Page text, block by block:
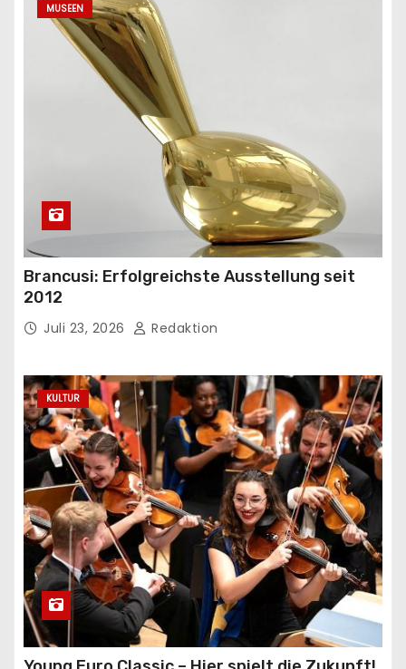
MUSEEN
Brancusi: Erfolgreichste Ausstellung seit
2012
Juli 23, 2026 Redaktion
KULTUR